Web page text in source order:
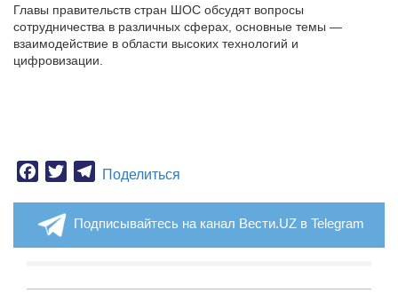
Главы правительств стран ШОС обсудят вопросы
сотрудничества в различных сферах, основные темы —
взаимодействие в области высоких технологий и
цифровизации.
Facebook
TwitterTelegram
Поделиться
Подписывайтесь на канал Вести.UZ в Telegram